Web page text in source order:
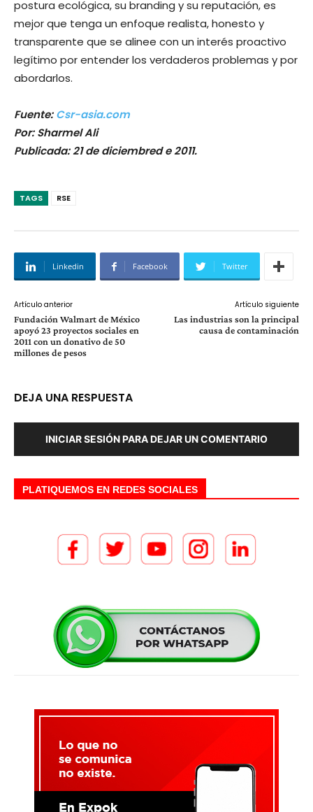
postura ecológica, su branding y su reputación, es
mejor que tenga un enfoque realista, honesto y
transparente que se alinee con un interés proactivo
legítimo por entender los verdaderos problemas y por
abordarlos.
Fuente:Csr-asia.com
Por: Sharmel Ali
Publicada: 21 de diciembred e 2011.
TAGS RSE
Linkedin Facebook Twitter
Artículo anterior
Fundación Walmart de México
apoyó 23 proyectos sociales en
2011 con un donativo de 50
millones de pesos
Artículo siguiente
Las industrias son la principal
causa de contaminación
DEJA UNA RESPUESTA
INICIAR SESIÓN PARA DEJAR UN COMENTARIO
PLATIQUEMOS EN REDES SOCIALES